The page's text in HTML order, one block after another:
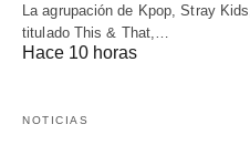
La agrupación de Kpop, Stray
titulado This & That,…
Hace 10 horas
NOTICIAS